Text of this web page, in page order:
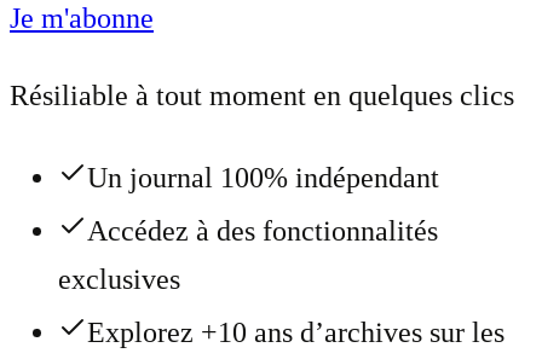
Je m'abonne
Résiliable à tout moment en quelques clics
Un journal 100% indépendant
Accédez à des fonctionnalités
exclusives
Explorez +10 ans d’archives sur les